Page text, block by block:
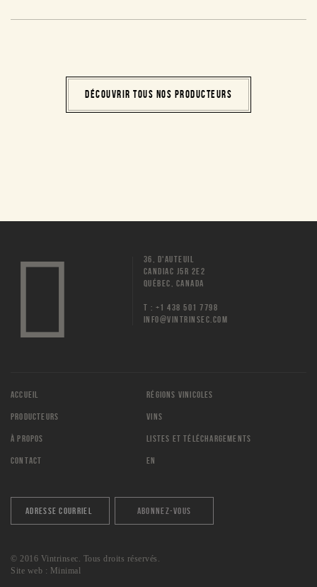
DÉCOUVRIR TOUS NOS PRODUCTEURS
36, D'AUTEUIL
CANDIAC J5R 2E2
QUÉBEC, CANADA
T : +1 438 501 7798
INFO@VINTRINSEC.COM
ACCUEIL RÉGIONS VINICOLES
PRODUCTEURS VINS
À PROPOS LISTES ET TÉLÉCHARGEMENTS
CONTACT EN
© 2016 Vintrinsec. Tous droits réservés.
Site web : Minimal